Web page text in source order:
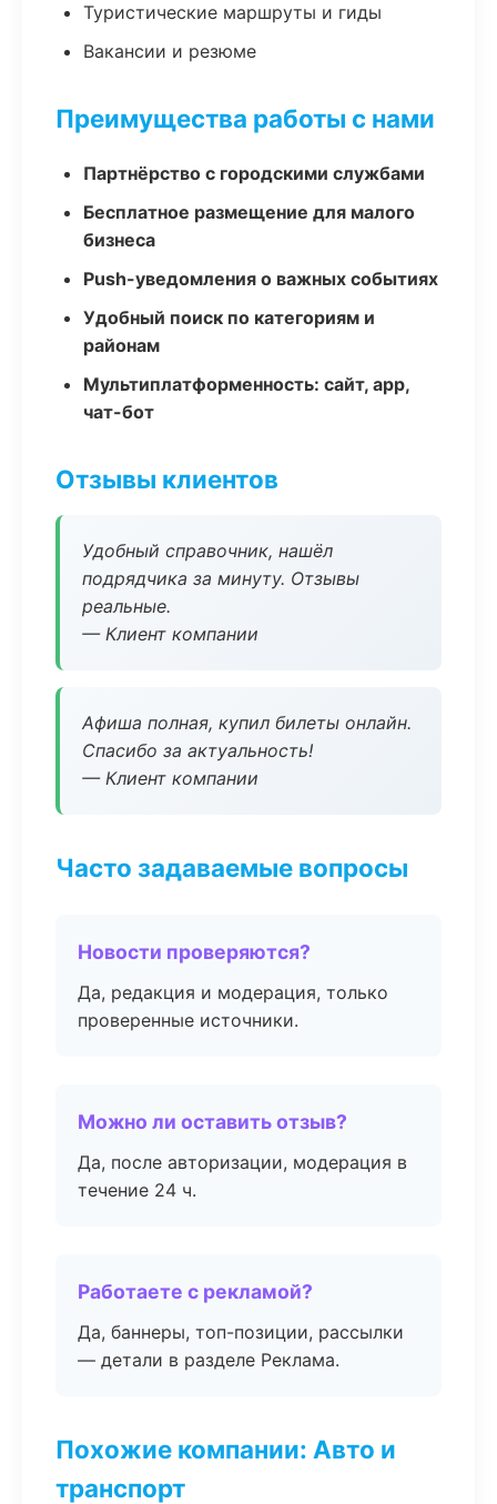
Туристические маршруты и гиды
Вакансии и резюме
Преимущества работы с нами
Партнёрство с городскими службами
Бесплатное размещение для малого
бизнеса
Push-уведомления о важных событиях
Удобный поиск по категориям и
районам
Мультиплатформенность: сайт, app,
чат-бот
Отзывы клиентов
Удобный справочник, нашёл
подрядчика за минуту. Отзывы
реальные.
— Клиент компании
Афиша полная, купил билеты онлайн.
Спасибо за актуальность!
— Клиент компании
Часто задаваемые вопросы
Новости проверяются?
Да, редакция и модерация, только
проверенные источники.
Можно ли оставить отзыв?
Да, после авторизации, модерация в
течение 24 ч.
Работаете с рекламой?
Да, баннеры, топ-позиции, рассылки
— детали в разделе Реклама.
Похожие компании: Авто и
транспорт